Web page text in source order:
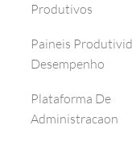
Produtivos
Paineis
Desempenho
Plataforma De
Administracaon